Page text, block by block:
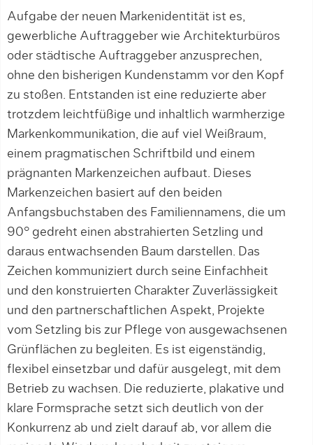
Aufgabe der neuen Markenidentität ist es,
gewerbliche Auftraggeber wie Architekturbüros
oder städtische Auftraggeber anzusprechen,
ohne den bisherigen Kundenstamm vor den Kopf
zu stoßen. Entstanden ist eine reduzierte aber
trotzdem leichtfüßige und inhaltlich warmherzige
Markenkommunikation, die auf viel Weißraum,
einem pragmatischen Schriftbild und einem
prägnanten Markenzeichen aufbaut. Dieses
Markenzeichen basiert auf den beiden
Anfangsbuchstaben des Familiennamens, die um
90° gedreht einen abstrahierten Setzling und
daraus entwachsenden Baum darstellen. Das
Zeichen kommuniziert durch seine Einfachheit
und den konstruierten Charakter Zuverlässigkeit
und den partnerschaftlichen Aspekt, Projekte
vom Setzling bis zur Pflege von ausgewachsenen
Grünflächen zu begleiten. Es ist eigenständig,
flexibel einsetzbar und dafür ausgelegt, mit dem
Betrieb zu wachsen. Die reduzierte, plakative und
klare Formsprache setzt sich deutlich von der
Konkurrenz ab und zielt darauf ab, vor allem die